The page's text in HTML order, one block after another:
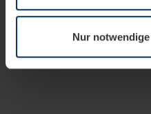
wir Ihre Erlaubnis. Ihre
Datenschutzerklärung
widerrufen.
Nur